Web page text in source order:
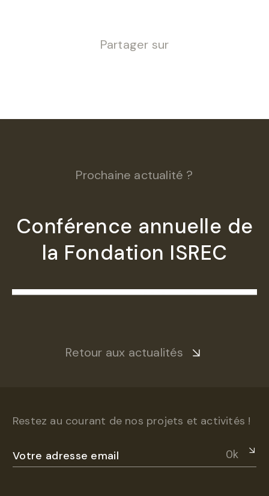
Partager sur
Prochaine actualité ?
Conférence annuelle de
la Fondation ISREC
Retour aux actualités
Restez au courant de nos projets et activités !
Ok